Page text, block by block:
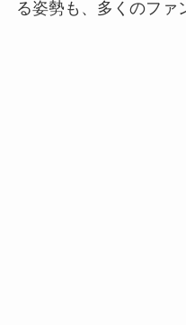
る姿勢も、多くのファ